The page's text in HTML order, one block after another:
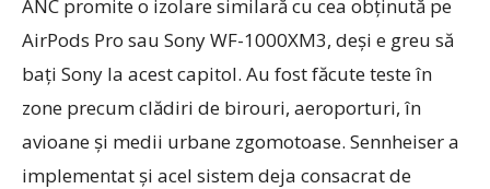
ANC promite o izolare similară cu cea obţinută pe
AirPods Pro sau Sony WF-1000XM3, deşi e greu să
baţi Sony la acest capitol. Au fost făcute teste în
zone precum clădiri de birouri, aeroporturi, în
avioane şi medii urbane zgomotoase. Sennheiser a
implementat şi acel sistem deja consacrat de